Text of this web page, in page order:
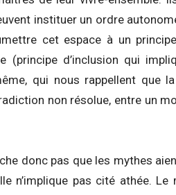
instituer un ordre
cet espace à un
(principe d’inclusion qui
qui nous rappellent que
non résolue, entre un
donc pas que les mythes
n’implique pas cité athée.